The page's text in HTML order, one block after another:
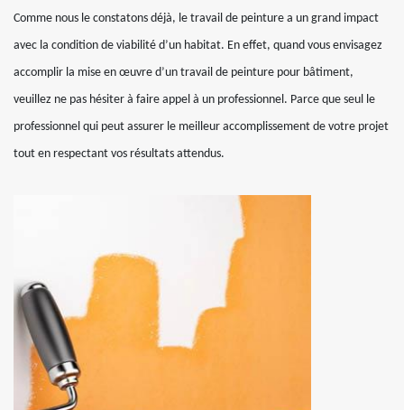
Comme nous le constatons déjà, le travail de peinture a un grand impact
avec la condition de viabilité d’un habitat. En effet, quand vous envisagez
accomplir la mise en œuvre d’un travail de peinture pour bâtiment,
veuillez ne pas hésiter à faire appel à un professionnel. Parce que seul le
professionnel qui peut assurer le meilleur accomplissement de votre projet
tout en respectant vos résultats attendus.